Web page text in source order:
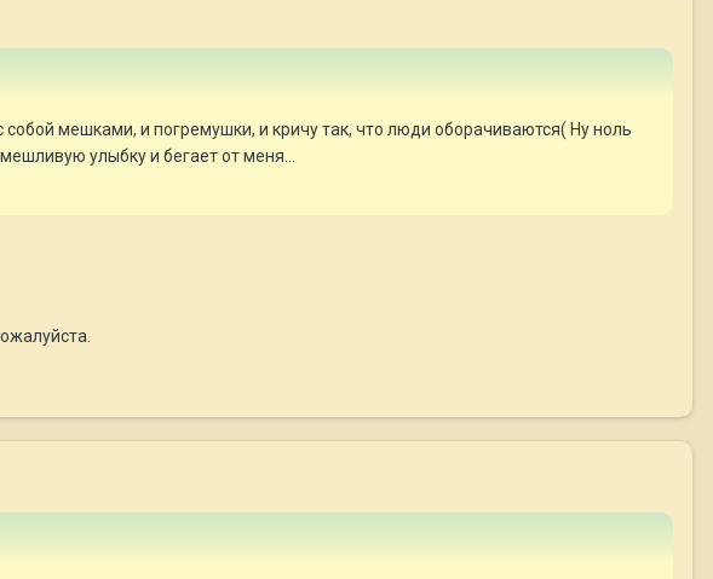
мешками, и погремушки, и кричу так, что люди оборачиваются( Ну ноль
улыбку и бегает от меня...